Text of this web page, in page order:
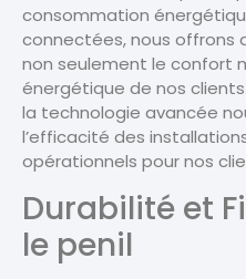
consommation
connectées, nous offrons
non seulement le confort
énergétique de nos
la technologie avancée
l’efficacité des
opérationnels pour nos
Durabilité et
le penil